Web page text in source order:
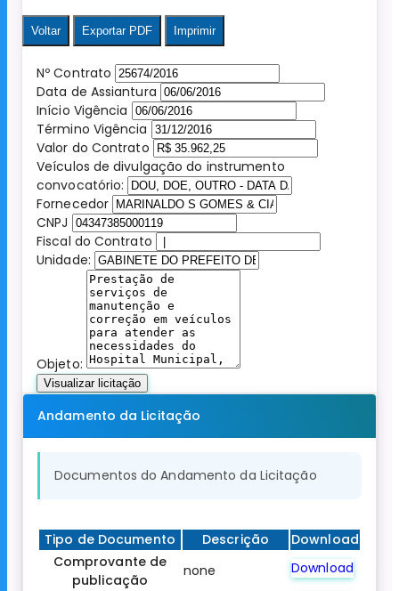
Voltar Exportar PDF Imprimir
Nº Contrato
Data de Assiantura
Início Vigência
Término Vigência
Valor do Contrato
Veículos de divulgação do instrumento
convocatório:
Fornecedor
CNPJ
Fiscal do Contrato
Unidade:
Objeto:
Visualizar licitação
Andamento da Licitação
Documentos do Andamento da Licitação
Tipo de Documento Descrição
Download
Comprovante de
publicação
none Download